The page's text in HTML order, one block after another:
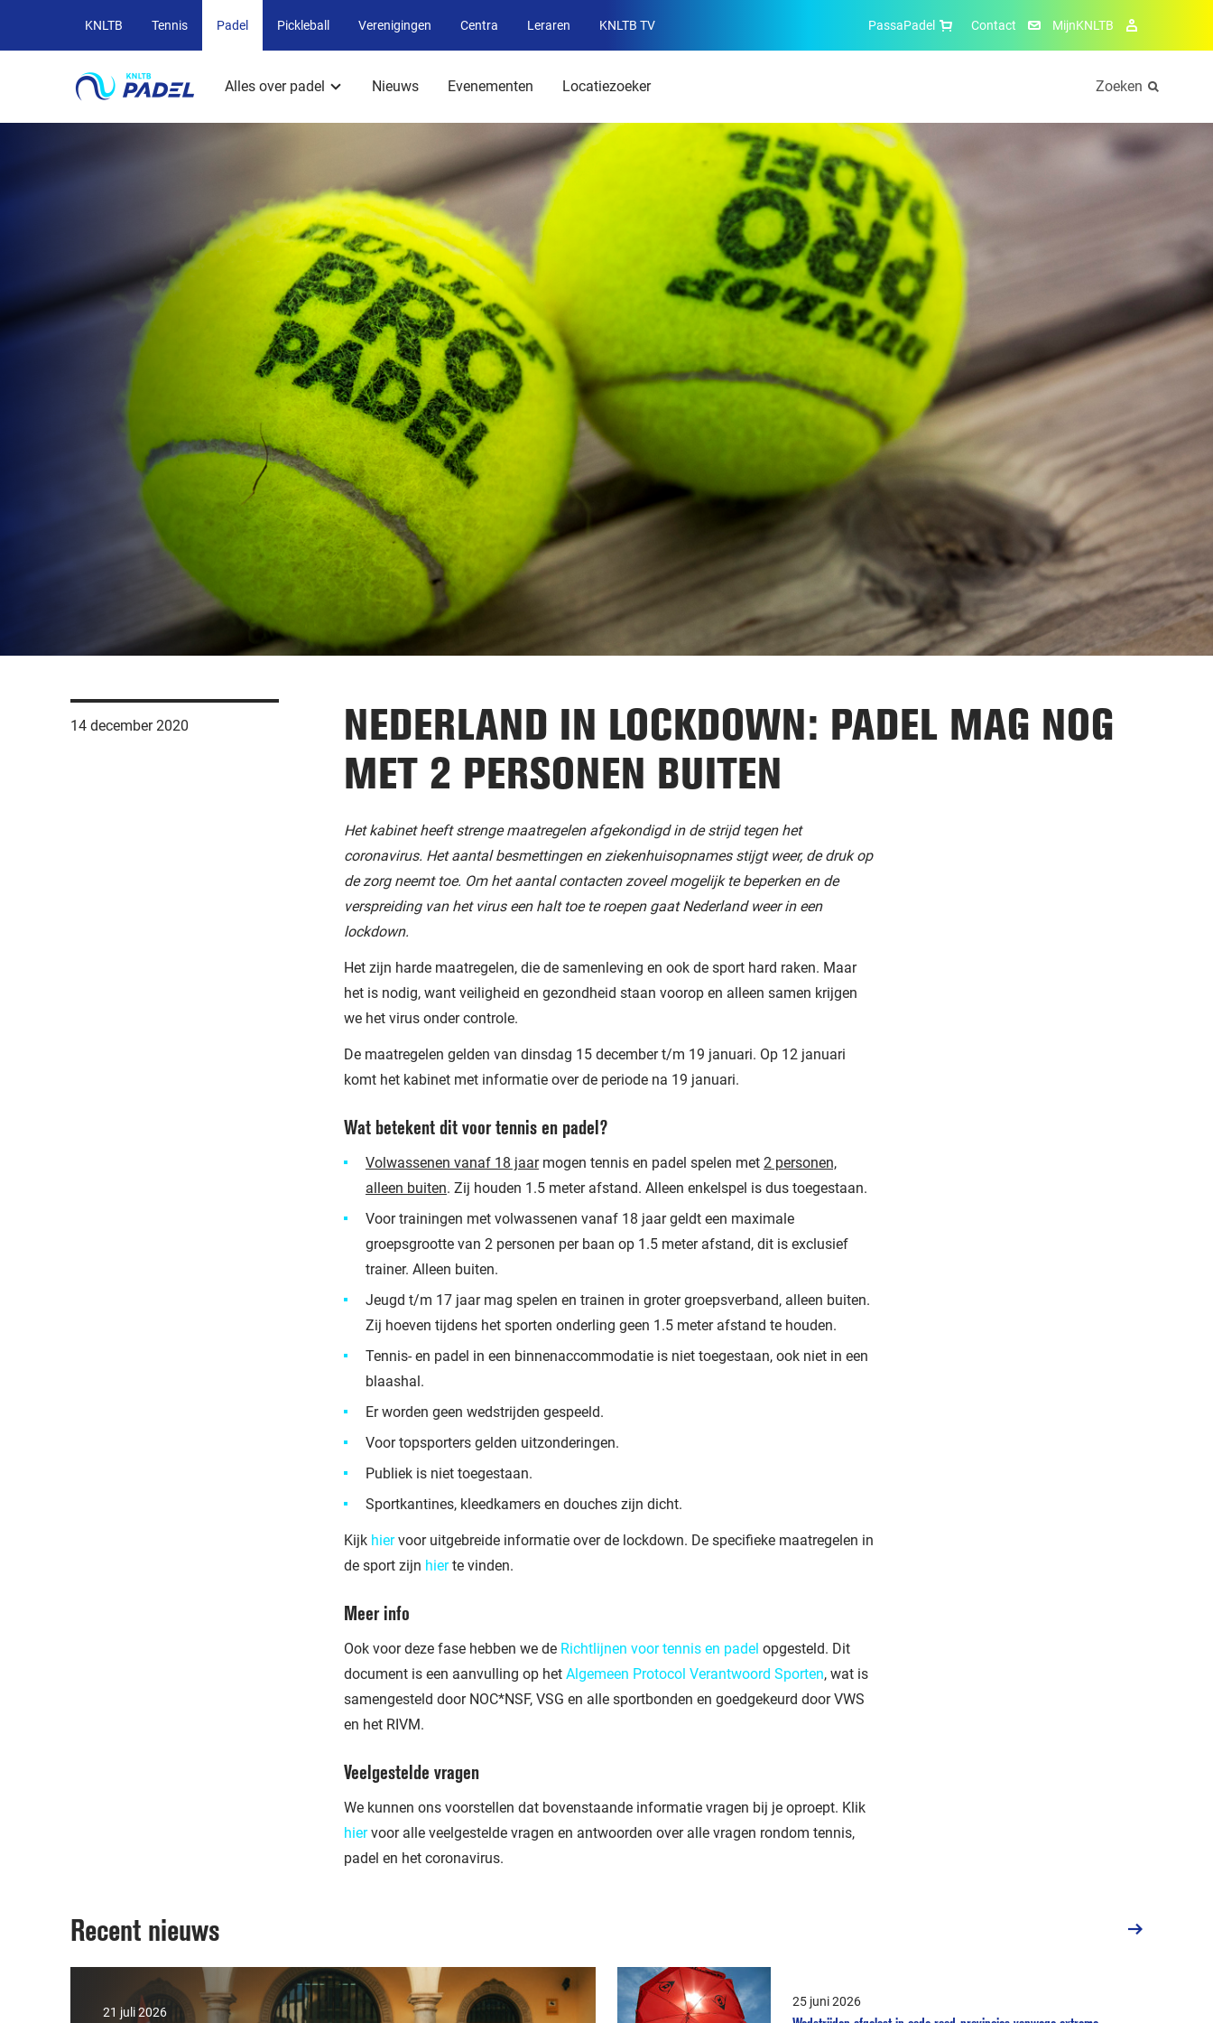
Overige
KNLTB
websites
KNLTB Tennis Padel Pickleball Verenigingen Centra Leraren KNLTB TV PassaPadel Contact MijnKNLTB
Hoofdmenu
Alles over padel Nieuws Evenementen Locatiezoeker Zoeken
14 december 2020
NEDERLAND IN LOCKDOWN: PADEL MAG NOG
MET 2 PERSONEN BUITEN
Het kabinet heeft strenge maatregelen afgekondigd in de strijd tegen het
coronavirus. Het aantal besmettingen en ziekenhuisopnames stijgt weer, de druk op
de zorg neemt toe. Om het aantal contacten zoveel mogelijk te beperken en de
verspreiding van het virus een halt toe te roepen gaat Nederland weer in een
lockdown.
Het zijn harde maatregelen, die de samenleving en ook de sport hard raken. Maar
het is nodig, want veiligheid en gezondheid staan voorop en alleen samen krijgen
we het virus onder controle.
De maatregelen gelden van dinsdag 15 december t/m 19 januari. Op 12 januari
komt het kabinet met informatie over de periode na 19 januari.
Wat betekent dit voor tennis en padel?
Volwassenen vanaf 18 jaarmogen tennis en padel spelen met 2 personen,
alleen buiten. Zij houden 1.5 meter afstand. Alleen enkelspel is dus toegestaan.
Voor trainingen met volwassenen vanaf 18 jaar geldt een maximale
groepsgrootte van 2 personen per baan op 1.5 meter afstand, dit is exclusief
trainer. Alleen buiten.
Jeugd t/m 17 jaar mag spelen en trainen in groter groepsverband, alleen buiten.
Zij hoeven tijdens het sporten onderling geen 1.5 meter afstand te houden.
Tennis- en padel in een binnenaccommodatie is niet toegestaan, ook niet in een
blaashal.
Er worden geen wedstrijden gespeeld.
Voor topsporters gelden uitzonderingen.
Publiek is niet toegestaan.
Sportkantines, kleedkamers en douches zijn dicht.
Kijk hiervoor uitgebreide informatie over de lockdown. De specifieke maatregelen in
de sport zijn hierte vinden.
Meer info
Ook voor deze fase hebben we de Richtlijnen voor tennis en padel opgesteld. Dit
document is een aanvulling op het Algemeen Protocol Verantwoord Sporten, wat is
samengesteld door NOC*NSF, VSG en alle sportbonden en goedgekeurd door VWS
en het RIVM.
Veelgestelde vragen
We kunnen ons voorstellen dat bovenstaande informatie vragen bij je oproept. Klik
hiervoor alle veelgestelde vragen en antwoorden over alle vragen rondom tennis,
padel en het coronavirus.
Recent nieuws
21 juli 2026
25 juni 2026